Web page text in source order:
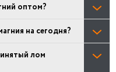
оптом?
на сегодня?
лом